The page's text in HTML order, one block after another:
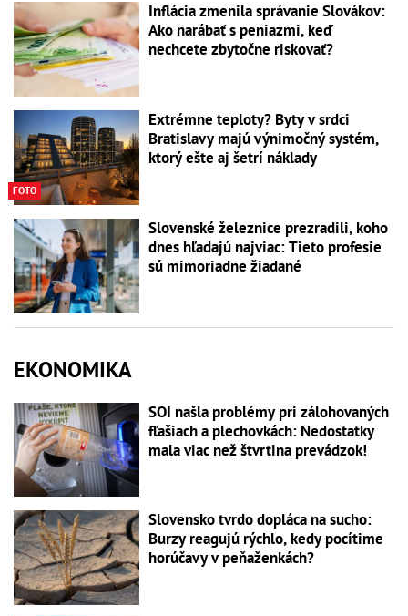
Inflácia zmenila správanie Slovákov:
Ako narábať s peniazmi, keď
nechcete zbytočne riskovať?
FOTO
Extrémne teploty? Byty v srdci
Bratislavy majú výnimočný systém,
ktorý ešte aj šetrí náklady
Slovenské železnice prezradili, koho
dnes hľadajú najviac: Tieto profesie
sú mimoriadne žiadané
EKONOMIKA
SOI našla problémy pri zálohovaných
fľašiach a plechovkách: Nedostatky
mala viac než štvrtina prevádzok!
Slovensko tvrdo dopláca na sucho:
Burzy reagujú rýchlo, kedy pocítime
horúčavy v peňaženkách?